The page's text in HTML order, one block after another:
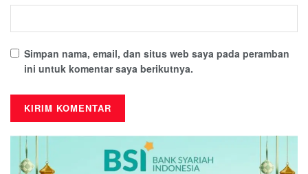
Simpan nama, email, dan situs web saya pada peramban
ini untuk komentar saya berikutnya.